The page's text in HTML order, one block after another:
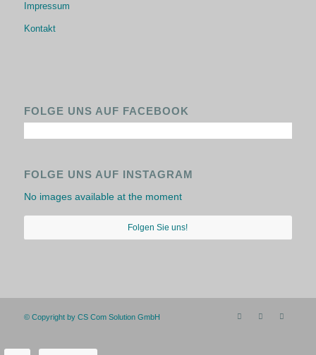
Impressum
Kontakt
FOLGE UNS AUF FACEBOOK
FOLGE UNS AUF INSTAGRAM
No images available at the moment
Folgen Sie uns!
© Copyright by CS Com Solution GmbH